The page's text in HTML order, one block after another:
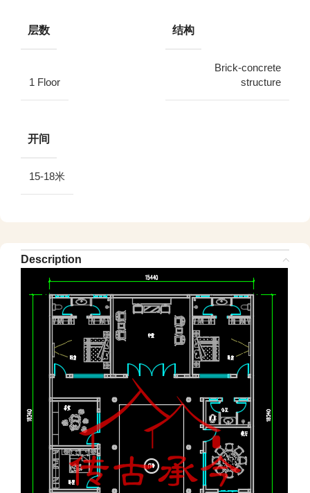
层数
1 Floor
结构
Brick-concrete
structure
开间
15-18米
Description